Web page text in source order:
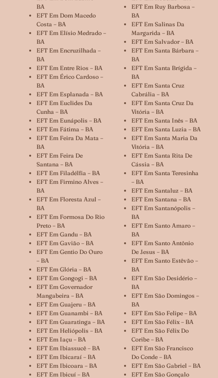
BA
EFT Em Dom Macedo
Costa – BA
EFT Em Elísio Medrado –
BA
EFT Em Encruzilhada –
BA
EFT Em Entre Rios – BA
EFT Em Érico Cardoso –
BA
EFT Em Esplanada – BA
EFT Em Euclides Da
Cunha – BA
EFT Em Eunápolis – BA
EFT Em Fátima – BA
EFT Em Feira Da Mata –
BA
EFT Em Feira De
Santana – BA
EFT Em Filadélfia – BA
EFT Em Firmino Alves –
BA
EFT Em Floresta Azul –
BA
EFT Em Formosa Do Rio
Preto – BA
EFT Em Gandu – BA
EFT Em Gavião – BA
EFT Em Gentio Do Ouro
– BA
EFT Em Glória – BA
EFT Em Gongogi – BA
EFT Em Governador
Mangabeira – BA
EFT Em Guajeru – BA
EFT Em Guanambi – BA
EFT Em Guaratinga – BA
EFT Em Heliópolis – BA
EFT Em Iaçu – BA
EFT Em Ibiassucê – BA
EFT Em Ibicaraí – BA
EFT Em Ibicoara – BA
EFT Em Ibicuí – BA
EFT Em Ruy Barbosa –
BA
EFT Em Salinas Da
Margarida – BA
EFT Em Salvador – BA
EFT Em Santa Bárbara –
BA
EFT Em Santa Brígida –
BA
EFT Em Santa Cruz
Cabrália – BA
EFT Em Santa Cruz Da
Vitória – BA
EFT Em Santa Inês – BA
EFT Em Santa Luzia – BA
EFT Em Santa Maria Da
Vitória – BA
EFT Em Santa Rita De
Cássia – BA
EFT Em Santa Teresinha
– BA
EFT Em Santaluz – BA
EFT Em Santana – BA
EFT Em Santanópolis –
BA
EFT Em Santo Amaro –
BA
EFT Em Santo Antônio
De Jesus – BA
EFT Em Santo Estêvão –
BA
EFT Em São Desidério –
BA
EFT Em São Domingos –
BA
EFT Em São Felipe – BA
EFT Em São Félix – BA
EFT Em São Félix Do
Coribe – BA
EFT Em São Francisco
Do Conde – BA
EFT Em São Gabriel – BA
EFT Em São Gonçalo